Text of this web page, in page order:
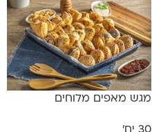
מגש מאפים מלוחים